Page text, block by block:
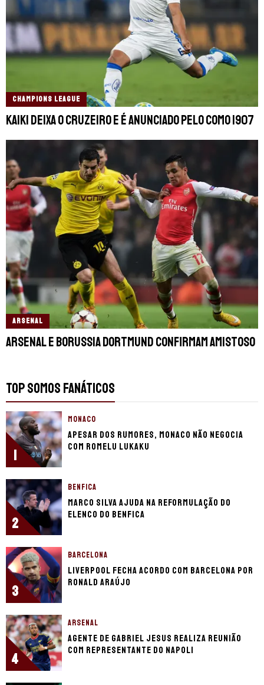
CHAMPIONS LEAGUE
Kaiki deixa o Cruzeiro e é anunciado pelo Como 1907
ARSENAL
Arsenal e Borussia Dortmund confirmam amistoso
TOP SOMOS FANÁTICOS
1
MONACO
Apesar dos rumores, Monaco não negocia
com Romelu Lukaku
2
BENFICA
Marco Silva ajuda na reformulação do
elenco do Benfica
3
BARCELONA
Liverpool fecha acordo com Barcelona por
Ronald Araújo
4
ARSENAL
Agente de Gabriel Jesus realiza reunião
com representante do Napoli